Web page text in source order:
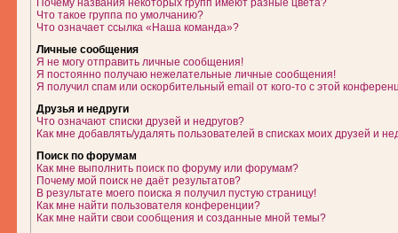
Почему названия некоторых групп имеют разные цвета?
Что такое группа по умолчанию?
Что означает ссылка «Наша команда»?
Личные сообщения
Я не могу отправить личные сообщения!
Я постоянно получаю нежелательные личные сообщения!
Я получил спам или оскорбительный email от кого-то с этой
Друзья и недруги
Что означают списки друзей и недругов?
Как мне добавлять/удалять пользователей в списках моих друзей и
Поиск по форумам
Как мне выполнить поиск по форуму или форумам?
Почему мой поиск не даёт результатов?
В результате моего поиска я получил пустую страницу!
Как мне найти пользователя конференции?
Как мне найти свои сообщения и созданные мной темы?